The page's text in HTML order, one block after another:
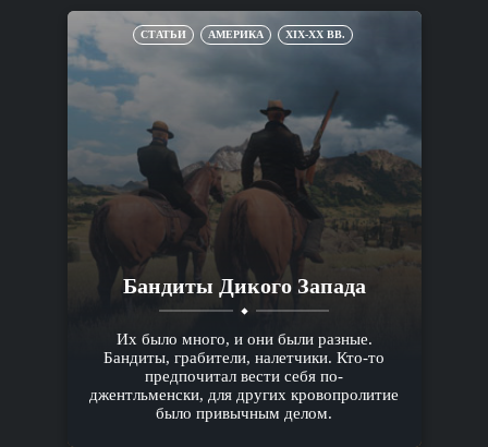
СТАТЬИ АМЕРИКА XIX-XX ВВ.
Бандиты Дикого Запада
Их было много, и они были разные.
Бандиты, грабители, налетчики. Кто-то
предпочитал вести себя по-
джентльменски, для других кровопролитие
было привычным делом.